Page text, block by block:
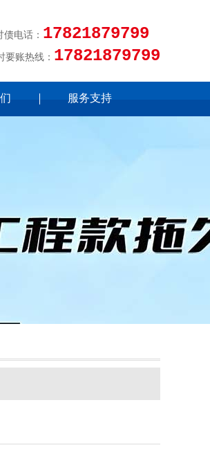
债电话： 17821879799
要账热线： 17821879799
服务支持